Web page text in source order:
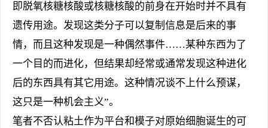
即脱氧核糖核酸或核糖核酸的前身在开始时并不具有
遗传用途。发现这类分子可以复制信息是后来的事
情，而且这种发现是一种偶然事件……某种东西为了
一个目的而进化，但结果却经常或通常发现这种进化
后的东西具有其它用途。这种情况谈不上什么预谋，
这只是一种机会主义”。
笔者不否认粘土作为平台和模子对原始细胞诞生的可